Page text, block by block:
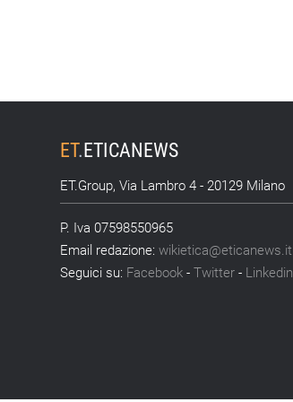
ET.ETICANEWS
ET.Group, Via Lambro 4 - 20129 Milano
P. Iva 07598550965
Email redazione:wikietica@eticanews.it
Seguici su: Facebook -Twitter - Linkedin